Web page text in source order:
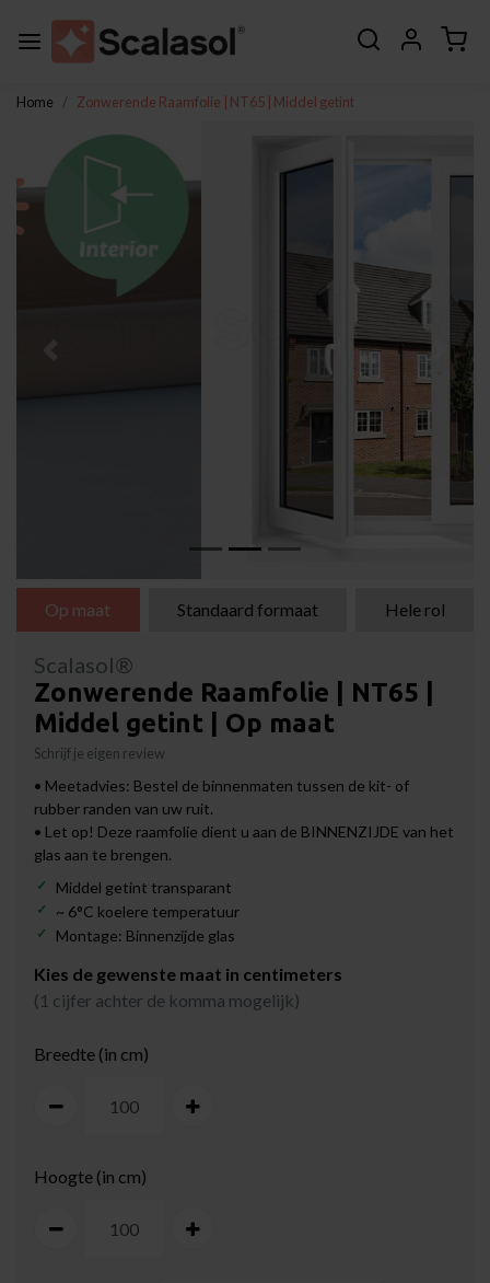
Home Zonwerende Raamfolie | NT65 | Middel getint
Op maat Standaard formaat Hele rol
Scalasol®
Zonwerende Raamfolie | NT65 |
Middel getint | Op maat
Schrijf je eigen review
• Meetadvies: Bestel de binnenmaten tussen de kit- of
rubber randen van uw ruit.
• Let op! Deze raamfolie dient u aan de BINNENZIJDE van het
glas aan te brengen.
Middel getint transparant
~ 6°C koelere temperatuur
Montage: Binnenzijde glas
Kies de gewenste maat in centimeters
(1 cijfer achter de komma mogelijk)
Breedte (in cm)
Hoogte (in cm)